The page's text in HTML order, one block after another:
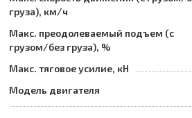
груза), км/ч
Макс. преодолеваемый подъем (с
грузом/без груза), %
Макс. тяговое усилие, кН
Модель двигателя